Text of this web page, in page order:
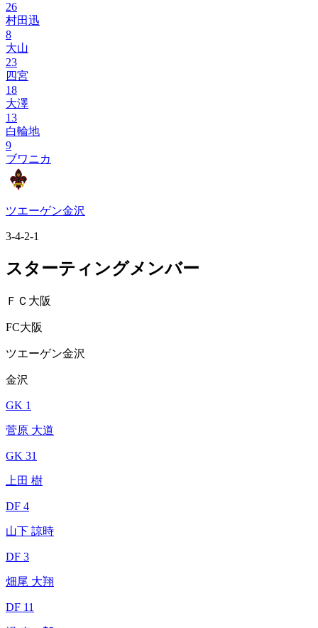
26
村田迅
8
大山
23
四宮
18
大澤
13
白輪地
9
ブワニカ
ツエーゲン金沢
3-4-2-1
スターティングメンバー
ＦＣ大阪
FC大阪
ツエーゲン金沢
金沢
GK 1
菅原 大道
GK 31
上田 樹
DF 4
山下 諒時
DF 3
畑尾 大翔
DF 11